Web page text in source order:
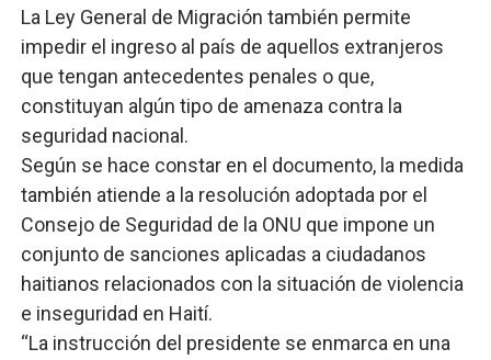
La Ley General de Migración también permite
impedir el ingreso al país de aquellos extranjeros
que tengan antecedentes penales o que,
constituyan algún tipo de amenaza contra la
seguridad nacional.
Según se hace constar en el documento, la medida
también atiende a la resolución adoptada por el
Consejo de Seguridad de la ONU que impone un
conjunto de sanciones aplicadas a ciudadanos
haitianos relacionados con la situación de violencia
e inseguridad en Haití.
“La instrucción del presidente se enmarca en una